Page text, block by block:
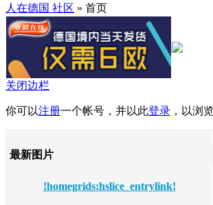
人在德国 社区 » 首页
关闭边栏
你可以注册一个帐号，并以此登录 ，以浏
最新图片
!homegrids:hslice_entrylink!